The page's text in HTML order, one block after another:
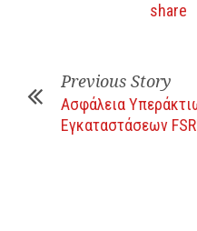
Previous Story
Ασφάλεια
Εγκαταστάσεων